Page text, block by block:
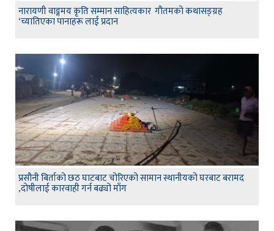
नारायणी वाङ्गमय कृति सम्मान साहित्यकार गौतमको कथासङ्ग्रह
‘च्यातिएका पानाहरू लाई प्रदान
प्रसौनी बिर्ताको छठ घाटबाट चोरिएको सामान स्थानीयको घरबाट बरामद
,दोषीलाई कारवाही गर्न बढ्यो माँग